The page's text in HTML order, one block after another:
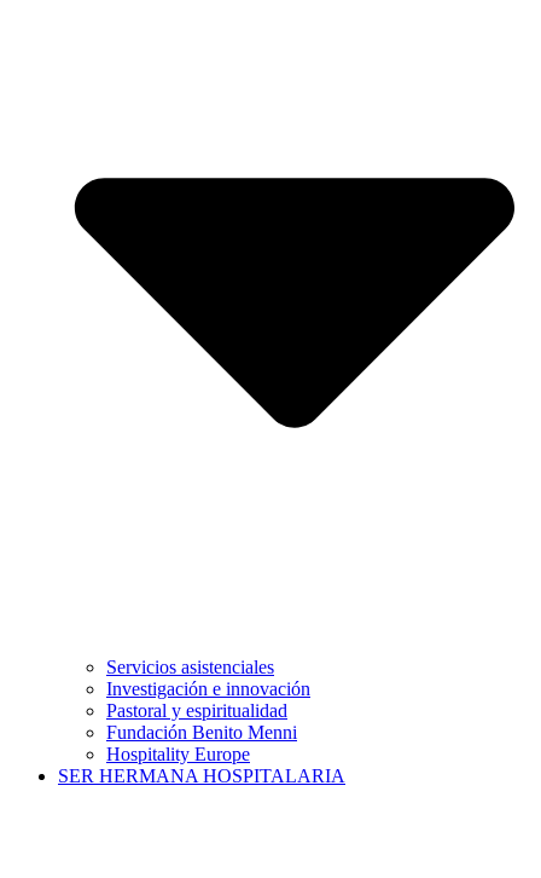
Servicios asistenciales
Investigación e innovación
Pastoral y espiritualidad
Fundación Benito Menni
Hospitality Europe
SER HERMANA HOSPITALARIA